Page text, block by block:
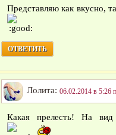
Представляю как вкусно,
ОТВЕТИТЬ
Лолита: 06.02.2014 в 5:26
Какая прелесть! На вид